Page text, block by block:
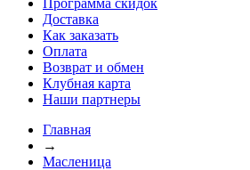
Программа скидок
Доставка
Как заказать
Оплата
Возврат и обмен
Клубная карта
Наши партнеры
Главная
→
Масленица